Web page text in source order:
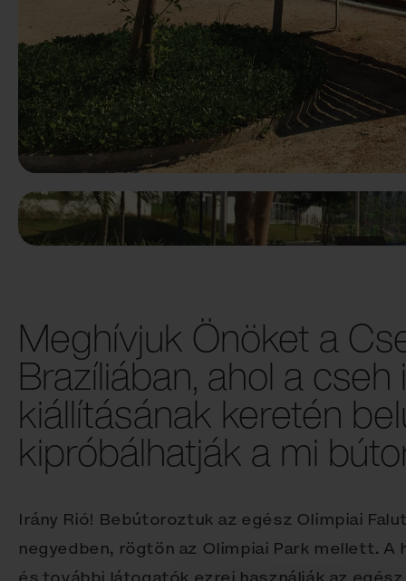
Meghívjuk Önöket a
Brazíliában, ahol a cseh
kiállításának keretén
kipróbálhatják a mi
Irány Rió! Bebútoroztuk az egész Olimpiai
negyedben, rögtön az Olimpiai Park mellett.